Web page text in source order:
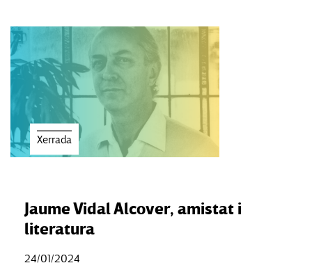
Xerrada
Jaume Vidal Alcover, amistat i
literatura
24/01/2024